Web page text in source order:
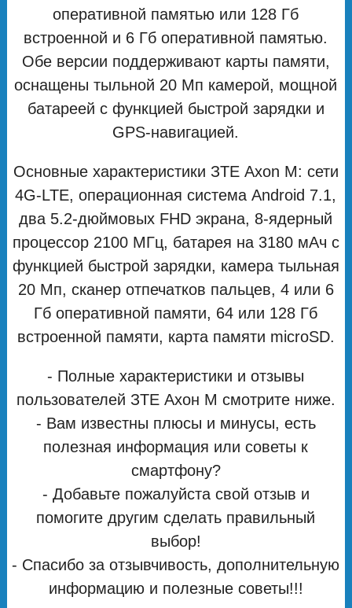
оперативной памятью или 128 Гб
встроенной и 6 Гб оперативной памятью.
Обе версии поддерживают карты памяти,
оснащены тыльной 20 Мп камерой, мощной
батареей с функцией быстрой зарядки и
GPS-навигацией.
Основные характеристики ЗТЕ Axon M: сети
4G-LTE, операционная система Android 7.1,
два 5.2-дюймовых FHD экрана, 8-ядерный
процессор 2100 МГц, батарея на 3180 мАч с
функцией быстрой зарядки, камера тыльная
20 Мп, сканер отпечатков пальцев, 4 или 6
Гб оперативной памяти, 64 или 128 Гб
встроенной памяти, карта памяти microSD.
- Полные характеристики и отзывы
пользователей ЗТЕ Ахон М смотрите ниже.
- Вам известны плюсы и минусы, есть
полезная информация или советы к
смартфону?
- Добавьте пожалуйста свой отзыв и
помогите другим сделать правильный
выбор!
- Спасибо за отзывчивость, дополнительную
информацию и полезные советы!!!